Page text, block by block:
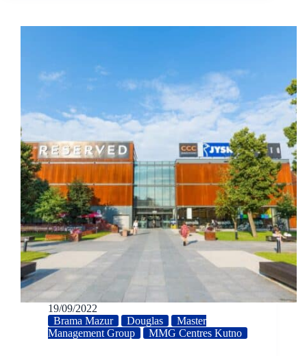
19/09/2022
Brama Mazur
Douglas
Master
Management Group
MMG Centres Kutno